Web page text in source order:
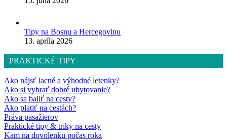
Tipy na Bosnu a Hercegovinu
13. apríla 2026
PRAKTICKÉ TIPY
Ako nájsť lacné a výhodné letenky?
Ako si vybrať dobré ubytovanie?
Ako sa baliť na cesty?
Ako platiť na cestách?
Práva pasažierov
Praktické tipy & triky na cesty
Kam na dovolenku počas roka